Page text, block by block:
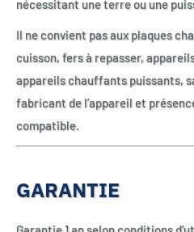
nécessitant une terre ou une
Il ne convient pas aux plaques
cuisson, fers à repasser,
appareils chauffants puissants,
fabricant de l’appareil et
compatible.
GARANTIE